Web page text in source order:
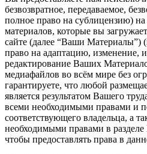
безвозвратное, передаваемое,
полное право на сублицензию)
материалов, которые вы
сайте (далее “Ваши Материалы”)
право на адаптацию, изменение,
редактирование Ваших
медиафайлов во всём мире без
гарантируете, что любой
является результатом Вашего
всеми необходимыми правами и
соответствующего владельца, а
необходимыми правами в
чтобы предоставлять права в